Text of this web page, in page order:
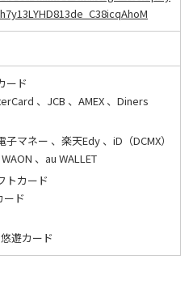
ード
、JCB 、AMEX 、Diners
マネー 、楽天Edy 、iD（DCMX）
、au WALLET
トカード
ード
遊カード